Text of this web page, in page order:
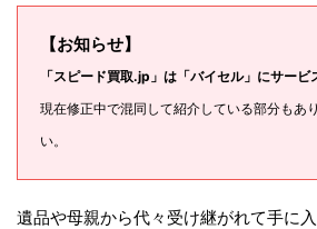
【お知らせ】
「スピード買取.jp」は「バイセル」にサービ
現在修正中で混同して紹介している部分もあ
い。
遺品や母親から代々受け継がれて手に